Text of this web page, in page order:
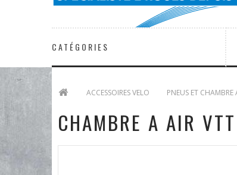
CATÉGORIES
ACCESSOIRES VELO PNEUS ET CHAMBRE
CHAMBRE A AIR